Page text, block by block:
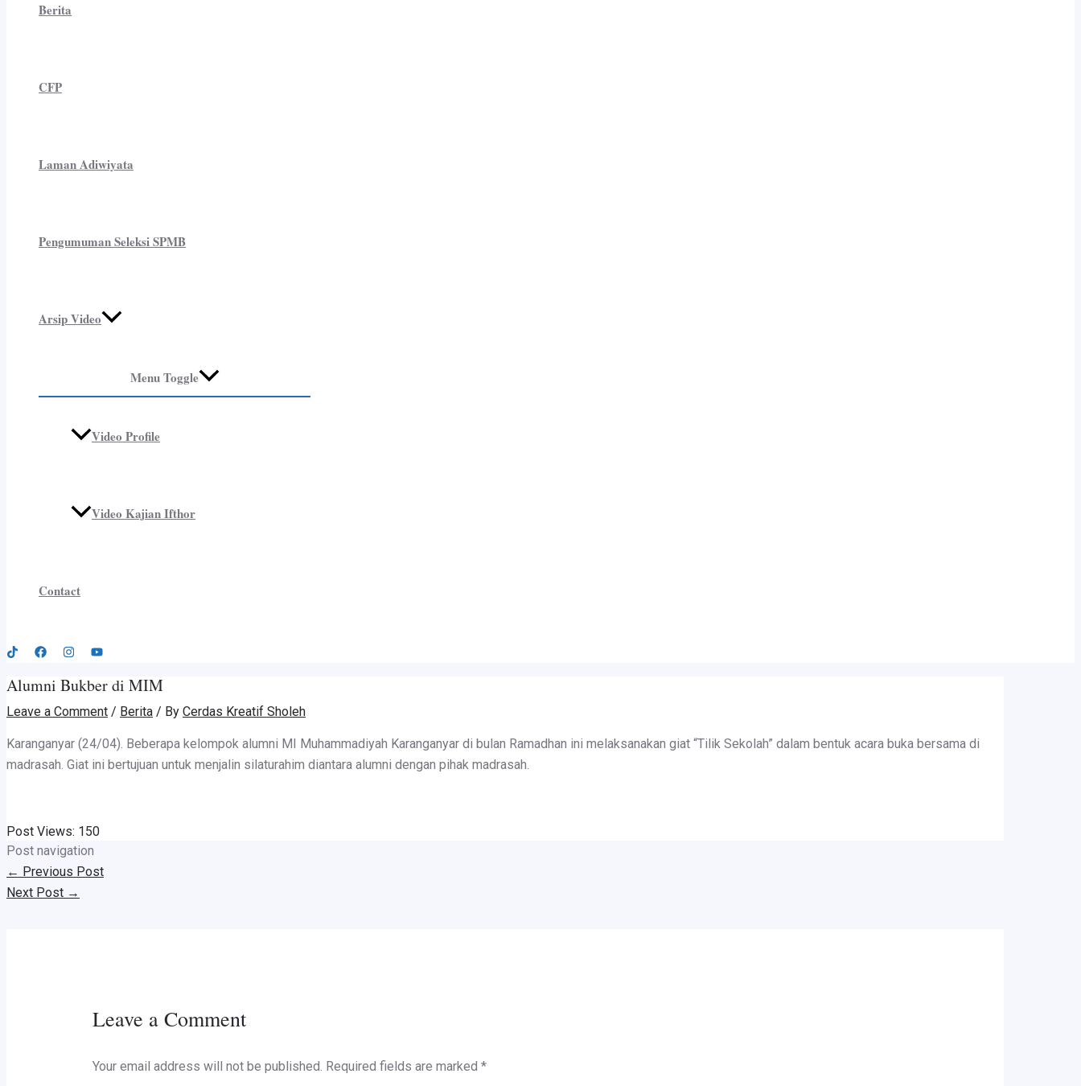
Berita
CFP
Laman Adiwiyata
Pengumuman Seleksi SPMB
Arsip Video
Menu Toggle
Video Profile
Video Kajian Ifthor
Contact
Alumni Bukber di MIM
Leave a Comment / Berita / By Cerdas Kreatif Sholeh
Karanganyar (24/04). Beberapa kelompok alumni MI Muhammadiyah Karanganyar di bulan Ramadhan ini melaksanakan giat “Tilik Sekolah” dalam bentuk acara buka bersama di
madrasah. Giat ini bertujuan untuk menjalin silaturahim diantara alumni dengan pihak madrasah.
Post Views: 150
Post navigation
← Previous Post
Next Post →
Leave a Comment
Your email address will not be published. Required fields are marked *